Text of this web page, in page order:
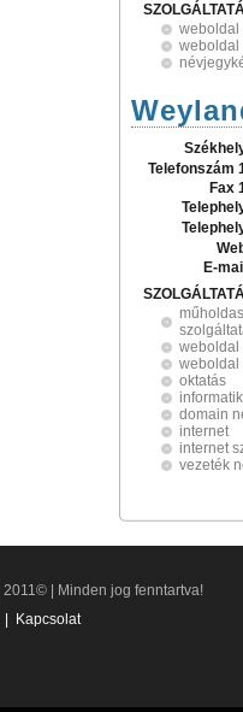
weboldal
weboldal
Telefonszám
Fax
E-
weboldal
weboldal
oktatás
domain
internet
internet
vezeték
| 2011© | Minden jog fenntartva!
Kapcsolat